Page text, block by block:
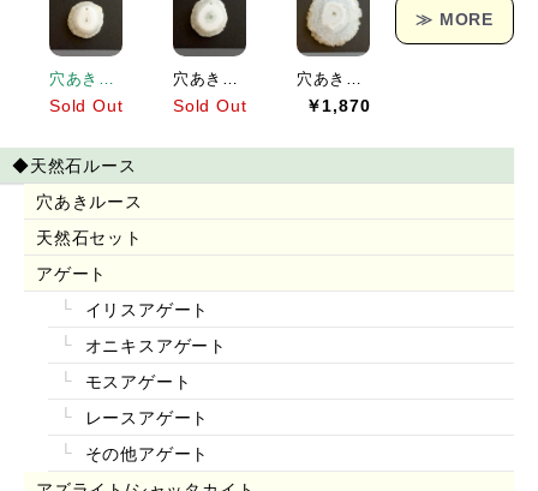
Sold Out Sold Out ￥1,870
≫ MORE
◆天然石ルース
穴あきルース
天然石セット
アゲート
イリスアゲート
オニキスアゲート
モスアゲート
レースアゲート
その他アゲート